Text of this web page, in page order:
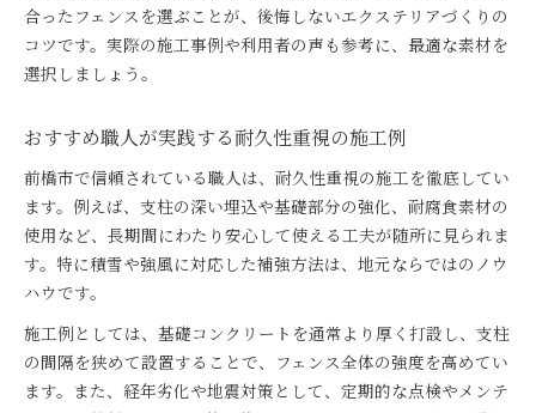
合ったフェンスを選ぶことが、後悔しないエクステリアづくりの
コツです。実際の施工事例や利用者の声も参考に、最適な素材を
選択しましょう。
おすすめ職人が実践する耐久性重視の施工例
前橋市で信頼されている職人は、耐久性重視の施工を徹底してい
ます。例えば、支柱の深い埋込や基礎部分の強化、耐腐食素材の
使用など、長期間にわたり安心して使える工夫が随所に見られま
す。特に積雪や強風に対応した補強方法は、地元ならではのノウ
ハウです。
施工例としては、基礎コンクリートを通常より厚く打設し、支柱
の間隔を狭めて設置することで、フェンス全体の強度を高めてい
ます。また、経年劣化や地震対策として、定期的な点検やメンテ